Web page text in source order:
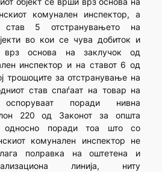
комунален инспектор, а
5 отстранувањето на
во кои се чува добиток и
основа на заклучок од
инспектор и на ставот 6 од
трошоците за отстранување на
став спаѓаат на товар на
поради нивна
220 од Законот за општа
односно поради тоа што со
комунален инспектор не
полравка на оштетена и
линија, ниту